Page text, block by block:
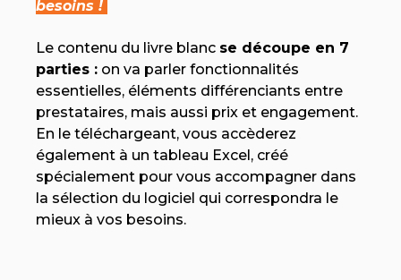
besoins !
Le contenu du livre blanc se découpe en 7
parties : on va parler fonctionnalités
essentielles, éléments différenciants entre
prestataires, mais aussi prix et engagement.
En le téléchargeant, vous accèderez
également à un tableau Excel, créé
spécialement pour vous accompagner dans
la sélection du logiciel qui correspondra le
mieux à vos besoins.